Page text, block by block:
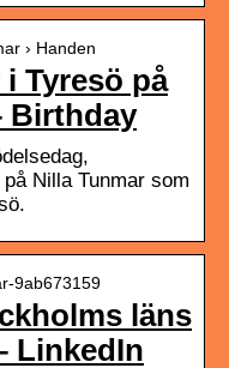
› Handen
i Tyresö på
Birthday
Nilla Tunmar som
9ab673159
läns
LinkedIn